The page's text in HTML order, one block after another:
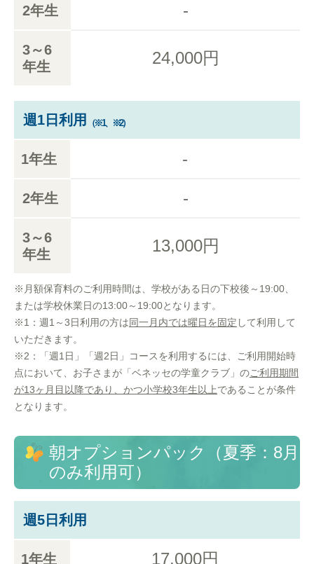
2年生 -
3～6
年生
24,000円
週1日利用 （※1、※2）
1年生 -
2年生 -
3～6
年生
13,000円
※月額保育料のご利用時間は、学校がある日の下校後～19:00、
または学校休業日の13:00～19:00となります。
※1：週1～3日利用の方は同一月内では曜日を固定 して利用して
いただきます。
※2：「週1日」「週2日」コースを利用するには、ご利用開始時
点において、お子さまが「ベネッセの学童クラブ」のご利用期間
が13ヶ月目以降であり、かつ小学校3年生以上であることが条件
となります。
朝オプションパック（夏季：8月
のみ利用可）
週5日利用
1年生 17,000円